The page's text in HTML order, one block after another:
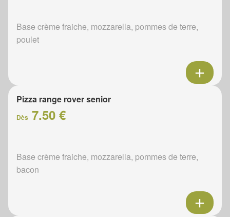
Base crème fraiche, mozzarella, pommes de terre,
poulet
Pizza range rover senior
Dès 7.50 €
Base crème fraiche, mozzarella, pommes de terre,
bacon